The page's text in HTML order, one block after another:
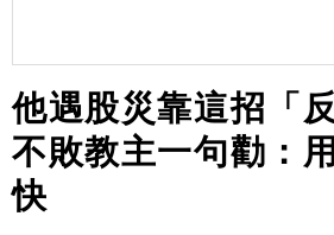
他遇股災靠這招「
不敗教主一句勸：
快